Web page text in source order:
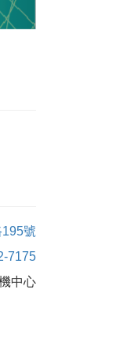
號
7175
中心